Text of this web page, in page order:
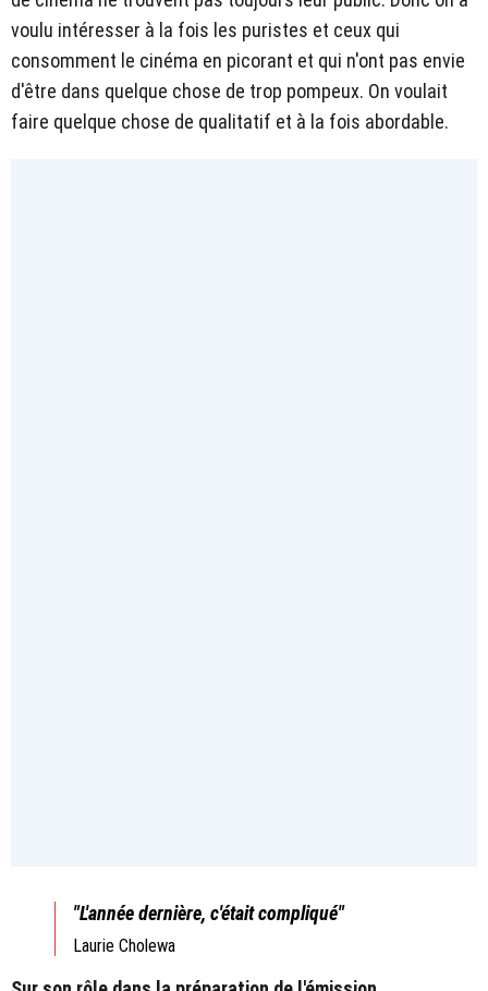
voulu intéresser à la fois les puristes et ceux qui
consomment le cinéma en picorant et qui n'ont pas envie
d'être dans quelque chose de trop pompeux. On voulait
faire quelque chose de qualitatif et à la fois abordable.
"L'année dernière, c'était compliqué"
Laurie Cholewa